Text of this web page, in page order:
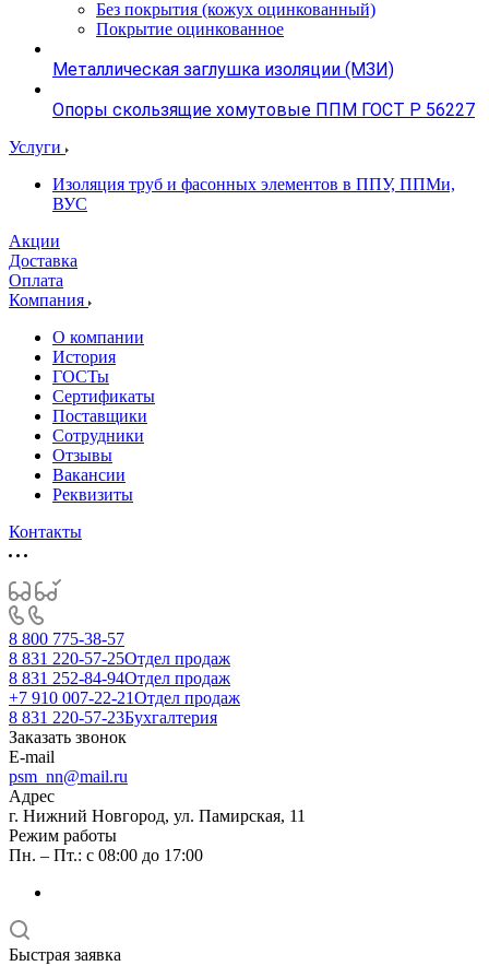
Без покрытия (кожух оцинкованный)
Покрытие оцинкованное
Металлическая заглушка изоляции (МЗИ)
Опоры скользящие хомутовые ППМ ГОСТ Р 56227
Услуги
Изоляция труб и фасонных элементов в ППУ, ППМи,
ВУС
Акции
Доставка
Оплата
Компания
О компании
История
ГОСТы
Сертификаты
Поставщики
Сотрудники
Отзывы
Вакансии
Реквизиты
Контакты
8 800 775-38-57
8 831 220-57-25Отдел продаж
8 831 252-84-94Отдел продаж
+7 910 007-22-21Отдел продаж
8 831 220-57-23Бухгалтерия
Заказать звонок
E-mail
psm_nn@mail.ru
Адрес
г. Нижний Новгород, ул. Памирская, 11
Режим работы
Пн. – Пт.: с 08:00 до 17:00
Быстрая заявка